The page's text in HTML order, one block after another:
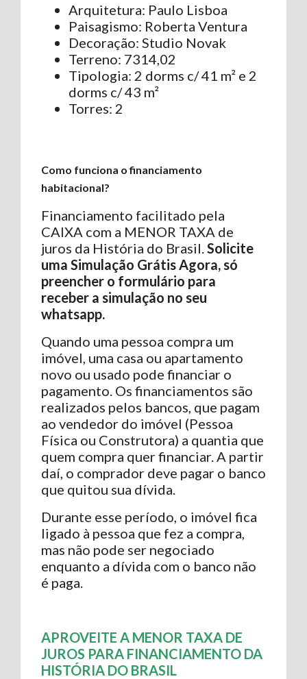
Arquitetura: Paulo Lisboa
Paisagismo: Roberta Ventura
Decoração: Studio Novak
Terreno: 7314,02
Tipologia: 2 dorms c/ 41 m² e 2
dorms c/ 43 m²
Torres: 2
Como funciona o financiamento
habitacional?
Financiamento facilitado pela
CAIXA com a MENOR TAXA de
juros da História do Brasil. Solicite
uma Simulação Grátis Agora, só
preencher o formulário para
receber a simulação no seu
whatsapp.
Quando uma pessoa compra um
imóvel, uma casa ou apartamento
novo ou usado pode financiar o
pagamento. Os financiamentos são
realizados pelos bancos, que pagam
ao vendedor do imóvel (Pessoa
Física ou Construtora) a quantia que
quem compra quer financiar. A partir
daí, o comprador deve pagar o banco
que quitou sua dívida.
Durante esse período, o imóvel fica
ligado à pessoa que fez a compra,
mas não pode ser negociado
enquanto a dívida com o banco não
é paga.
APROVEITE A MENOR TAXA DE
JUROS PARA FINANCIAMENTO DA
HISTÓRIA DO BRASIL